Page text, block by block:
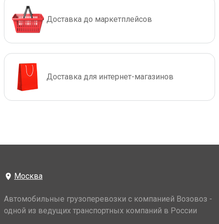
Доставка до маркетплейсов
Доставка для интернет-магазинов
Москва
Автомобильные грузоперевозки с компанией Возовоз -
одной из ведущих транспортных компаний в России